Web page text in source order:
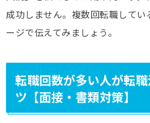
成功しません。複数回転職してい
ージで伝えてみましょう。
転職回数が多い人が転
ツ【面接・書類対策】